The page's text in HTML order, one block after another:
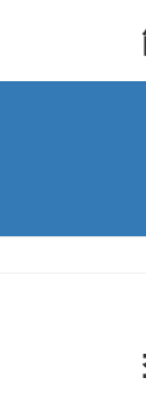
content
Navigation